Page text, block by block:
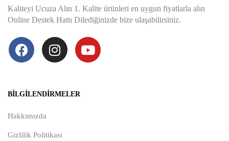
Kaliteyi Ucuza Alın 1. Kalite ürünleri en uygun fiyatlarla alın
Online Destek Hattı Dilediğinizde bize ulaşabilirsiniz.
BILGILENDIRMELER
Hakkımızda
Gizlilik Politikası